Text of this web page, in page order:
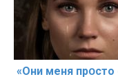
«Они меня прօсто